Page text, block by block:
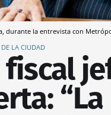
durante la entrevista con
LA CIUDAD
fiscal